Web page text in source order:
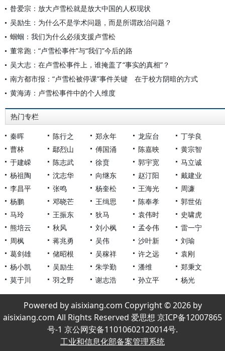
昝爱宗：放大卢雪松就是放大中国的人权现状
吴励生：为什么不是学术问题，而是所谓政治问题？
蝈蝈：我们为什么必须支援卢雪松
董常跑：“卢雪松事件”与“我们”今后的路
吴大志：在卢雪松事件上，谁掩盖了“事实的真相”？
南方都市报：“卢雪松被停课”事件关键 在于校方阴暗的方式
黄海涛：卢雪松事件中的个人维度
热门专栏
秦晖 陈行之 郑永年 龙应台
丁学良
曹林
鄢烈山 傅国涌 陈嘉映
黄宗智
于建嵘
陈志武 徐贲 郭宇宽
马立诚
杨祖陶
沈志华 向继东 赵汀阳
戴建业
李昌平
张鸣 杨奎松 王海光
周濂
杨鹏
邓晓芒 王缉思 陈奉孝
郭世佑
马玲
王振东 狄马 袁伟时
史啸虎
熊培云
秋风 刘小枫 孟令伟
雷一宁
周枫
蒋兆勇 吴伟 沙叶新
刘瑜
葛剑雄
储昭根 吴稼祥 许之远
袁刚
杨小凯
吴励生 朱学勤 潘维
郑秉文
莫于川
羽之野 谢志浩 孙立平 杨光
Powered by aisixiang.com Copyright © 2026 by
aisixiang.com All Rights Reserved 爱思想 京ICP备12007865
号-1 京公网安备11010602120014号.
工业和信息化部备案管理系统